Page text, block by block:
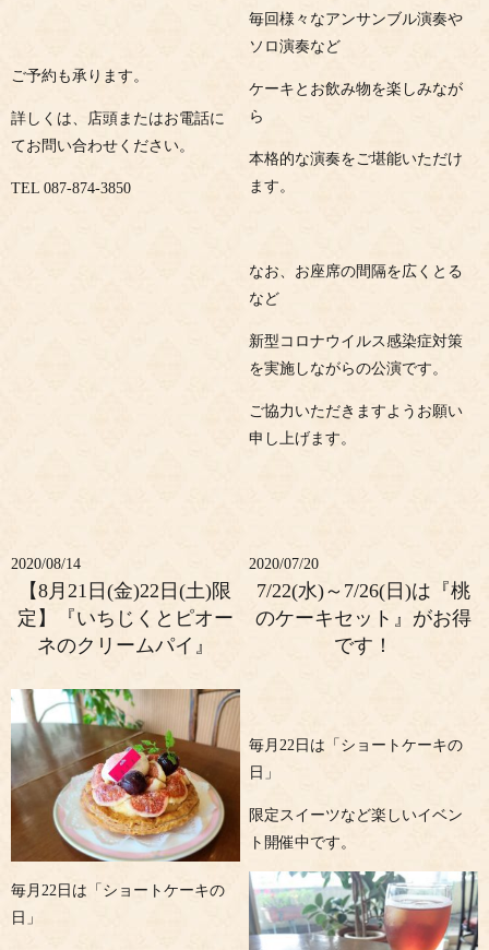
ご予約も承ります。
詳しくは、店頭またはお電話に
てお問い合わせください。
TEL 087-874-3850
毎回様々なアンサンブル演奏や
ソロ演奏など
ケーキとお飲み物を楽しみなが
ら
本格的な演奏をご堪能いただけ
ます。
なお、お座席の間隔を広くとる
など
新型コロナウイルス感染症対策
を実施しながらの公演です。
ご協力いただきますようお願い
申し上げます。
2020/08/14
【8月21日(金)22日(土)限
定】『いちじくとピオー
ネのクリームパイ』
毎月22日は「ショートケーキの
日」
2020/07/20
7/22(水)～7/26(日)は『桃
のケーキセット』がお得
です！
毎月22日は「ショートケーキの
日」
限定スイーツなど楽しいイベン
ト開催中です。